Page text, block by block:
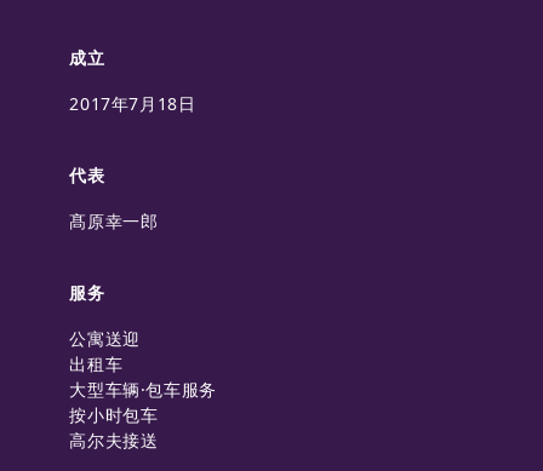
成立
2017年7月18日
代表
髙原幸一郎
服务
公寓送迎
出租车
大型车辆·包车服务
按小时包车
高尔夫接送